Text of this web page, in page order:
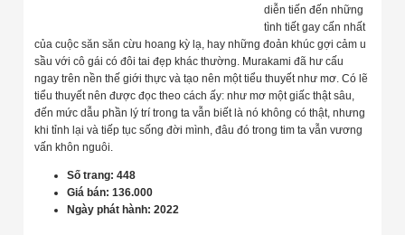
diễn tiến đến những
tình tiết gay cấn nhất
của cuộc săn săn cừu hoang kỳ lạ, hay những đoản khúc gợi cảm u
sầu với cô gái có đôi tai đẹp khác thường. Murakami đã hư cấu
ngay trên nền thế giới thực và tạo nên một tiểu thuyết như mơ. Có lẽ
tiểu thuyết nên được đọc theo cách ấy: như mơ một giấc thật sâu,
đến mức dẫu phần lý trí trong ta vẫn biết là nó không có thật, nhưng
khi tỉnh lại và tiếp tục sống đời mình, đâu đó trong tim ta vẫn vương
vấn khôn nguôi.
Số trang: 448
Giá bán: 136.000
Ngày phát hành: 2022